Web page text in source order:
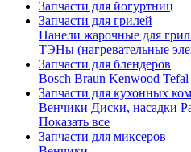
Запчасти для йогуртниц
Запчасти для грилей
Панели жарочные для
ТЭНы (нагревательные
Запчасти для блендеров
Bosch Braun Kenwood Tefal
Запчасти для кухонных
Венчики Диски, насадки
Показать все
Запчасти для миксеров